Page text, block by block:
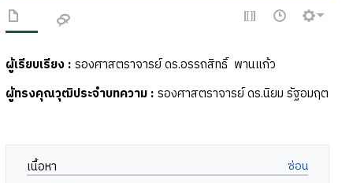
ผู้เรียบเรียง : รองศาสตราจารย์ ดร.อรรถสิทธิ์ พานแก้ว
ผู้ทรงคุณวุฒิประจำบทความ : รองศาสตราจารย์ ดร.นิยม รัฐอมฤต
เนื้อหา